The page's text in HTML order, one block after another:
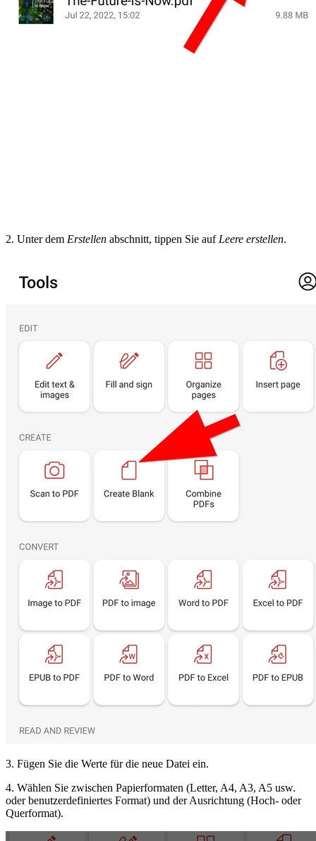
2. Unter dem Erstellen abschnitt, tippen Sie auf Leere erstellen.
3. Fügen Sie die Werte für die neue Datei ein.
4. Wählen Sie zwischen Papierformaten (Letter, A4, A3, A5 usw.
oder benutzerdefiniertes Format) und der Ausrichtung (Hoch- oder
Querformat).